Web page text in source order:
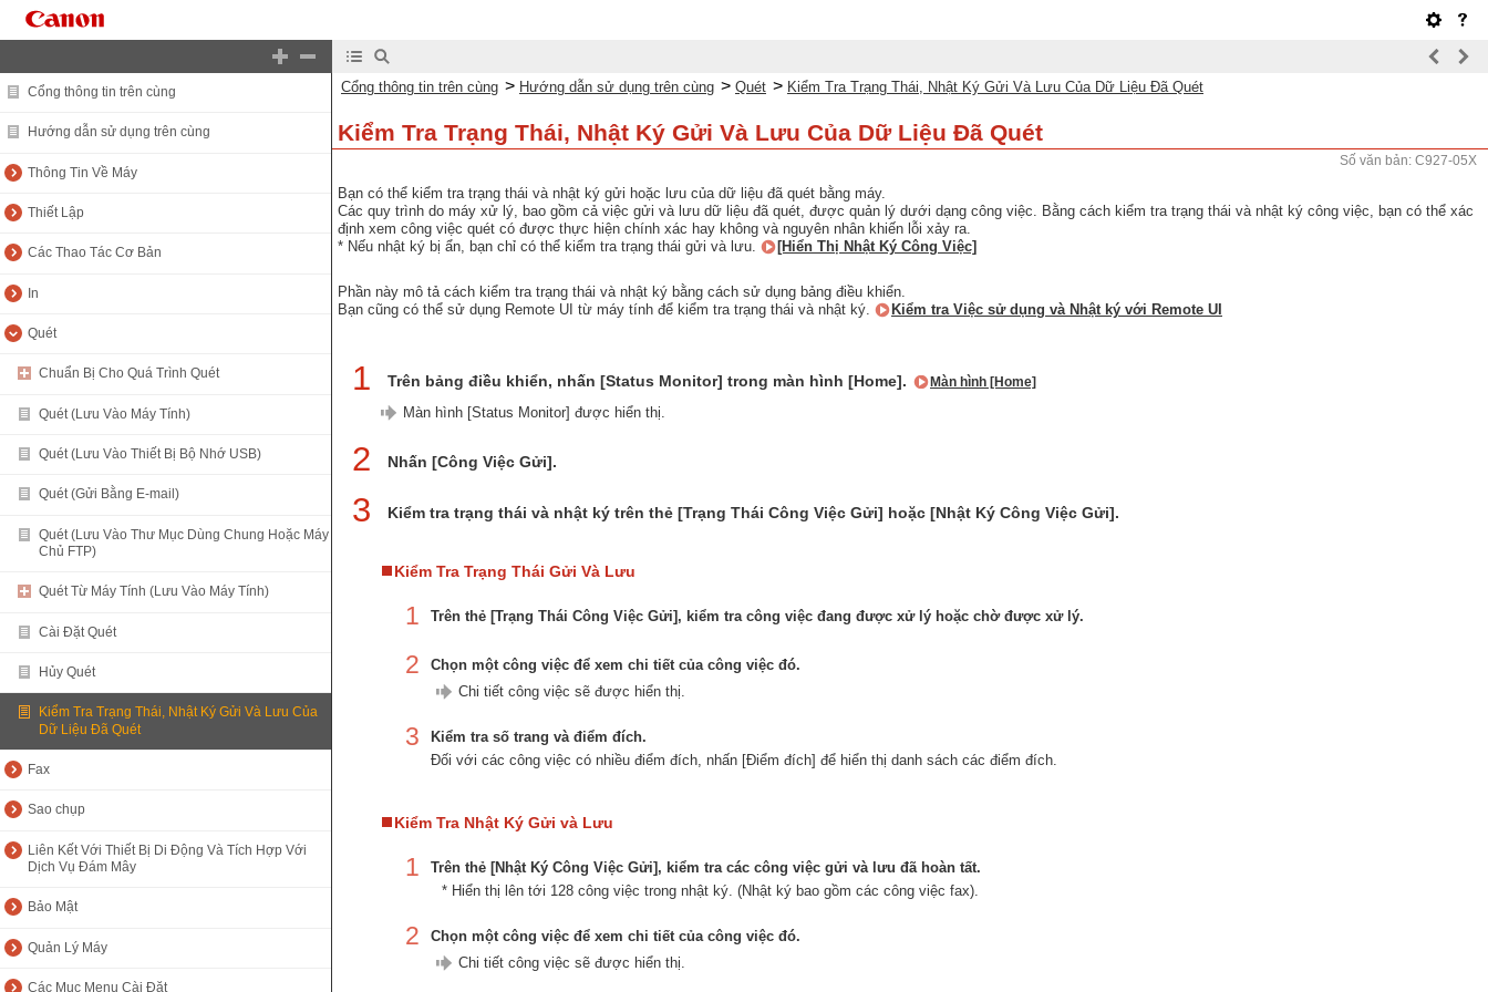
Cổng thông tin trên cùng
Hướng dẫn sử dụng trên cùng
Thông Tin Về Máy
Thiết Lập
Các Thao Tác Cơ Bản
In
Quét
Chuẩn Bị Cho Quá Trình Quét
Quét (Lưu Vào Máy Tính)
Quét (Lưu Vào Thiết Bị Bộ Nhớ USB)
Quét (Gửi Bằng E-mail)
Quét (Lưu Vào Thư Mục Dùng Chung Hoặc Máy
Chủ FTP)
Quét Từ Máy Tính (Lưu Vào Máy Tính)
Cài Đặt Quét
Hủy Quét
Kiểm Tra Trạng Thái, Nhật Ký Gửi Và Lưu Của
Dữ Liệu Đã Quét
Fax
Sao chụp
Liên Kết Với Thiết Bị Di Động Và Tích Hợp Với
Dịch Vụ Đám Mây
Bảo Mật
Quản Lý Máy
Các Mục Menu Cài Đặt
Cổng thông tin trên cùng > Hướng dẫn sử dụng trên cùng > Quét > Kiểm Tra Trạng Thái, Nhật Ký Gửi Và Lưu Của Dữ Liệu Đã Quét
Kiểm Tra Trạng Thái, Nhật Ký Gửi Và Lưu Của Dữ Liệu Đã Quét
Số văn bản: C927-05X
Bạn có thể kiểm tra trạng thái và nhật ký gửi hoặc lưu của dữ liệu đã quét bằng máy.
Các quy trình do máy xử lý, bao gồm cả việc gửi và lưu dữ liệu đã quét, được quản lý dưới dạng công việc. Bằng cách kiểm tra trạng thái và nhật ký công việc, bạn có thể xác
định xem công việc quét có được thực hiện chính xác hay không và nguyên nhân khiến lỗi xảy ra.
* Nếu nhật ký bị ẩn, bạn chỉ có thể kiểm tra trạng thái gửi và lưu.
[Hiển Thị Nhật Ký Công Việc]
Phần này mô tả cách kiểm tra trạng thái và nhật ký bằng cách sử dụng bảng điều khiển.
Bạn cũng có thể sử dụng Remote UI từ máy tính để kiểm tra trạng thái và nhật ký.
Kiểm tra Việc sử dụng và Nhật ký với Remote UI
1 Trên bảng điều khiển, nhấn [Status Monitor] trong màn hình [Home]. Màn hình [Home]
Màn hình [Status Monitor] được hiển thị.
2 Nhấn [Công Việc Gửi].
3 Kiểm tra trạng thái và nhật ký trên thẻ [Trạng Thái Công Việc Gửi] hoặc [Nhật Ký Công Việc Gửi].
Kiểm Tra Trạng Thái Gửi Và Lưu
1 Trên thẻ [Trạng Thái Công Việc Gửi], kiểm tra công việc đang được xử lý hoặc chờ được xử lý.
2
Chọn một công việc để xem chi tiết của công việc đó.
Chi tiết công việc sẽ được hiển thị.
3
Kiểm tra số trang và điểm đích.
Đối với các công việc có nhiều điểm đích, nhấn [Điểm đích] để hiển thị danh sách các điểm đích.
Kiểm Tra Nhật Ký Gửi và Lưu
1
Trên thẻ [Nhật Ký Công Việc Gửi], kiểm tra các công việc gửi và lưu đã hoàn tất.
* Hiển thị lên tới 128 công việc trong nhật ký. (Nhật ký bao gồm các công việc fax).
2
Chọn một công việc để xem chi tiết của công việc đó.
Chi tiết công việc sẽ được hiển thị.